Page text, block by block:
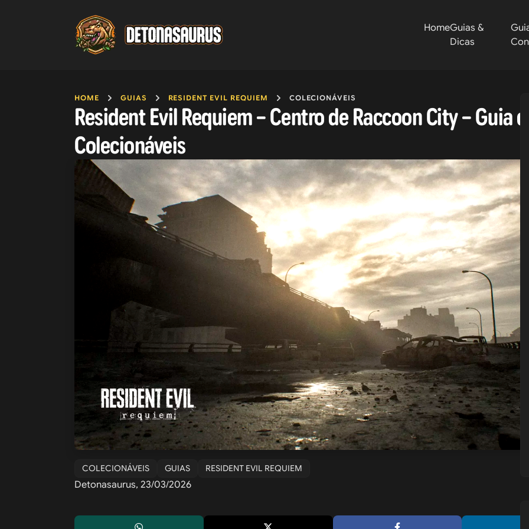
HomeGuias &
Dicas
HOME GUIAS RESIDENT EVIL REQUIEM COLECIONÁVEIS
Resident Evil Requiem – Centro de Raccoon City – Guia
Colecionáveis
COLECIONÁVEIS GUIAS RESIDENT EVIL REQUIEM
Detonasaurus, 23/03/2026